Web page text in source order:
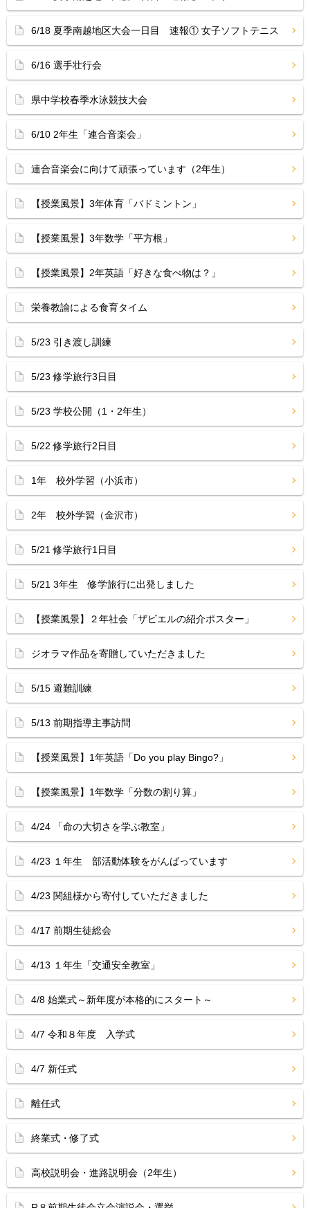
6/18 夏季南越地区大会一日目 速報① 女子ソフトテニス
6/16 選手壮行会
県中学校春季水泳競技大会
6/10 2年生「連合音楽会」
連合音楽会に向けて頑張っています（2年生）
【授業風景】3年体育「バドミントン」
【授業風景】3年数学「平方根」
【授業風景】2年英語「好きな食べ物は？」
栄養教諭による食育タイム
5/23 引き渡し訓練
5/23 修学旅行3日目
5/23 学校公開（1・2年生）
5/22 修学旅行2日目
1年 校外学習（小浜市）
2年 校外学習（金沢市）
5/21 修学旅行1日目
5/21 3年生 修学旅行に出発しました
【授業風景】２年社会「ザビエルの紹介ポスター」
ジオラマ作品を寄贈していただきました
5/15 避難訓練
5/13 前期指導主事訪問
【授業風景】1年英語「Do you play Bingo?」
【授業風景】1年数学「分数の割り算」
4/24 「命の大切さを学ぶ教室」
4/23 １年生 部活動体験をがんばっています
4/23 関組様から寄付していただきました
4/17 前期生徒総会
4/13 １年生「交通安全教室」
4/8 始業式～新年度が本格的にスタート～
4/7 令和８年度 入学式
4/7 新任式
離任式
終業式・修了式
高校説明会・進路説明会（2年生）